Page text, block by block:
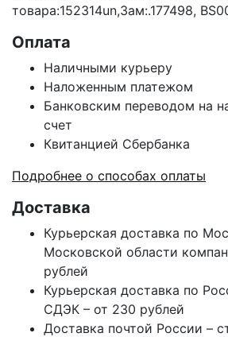
товара:152314un,Зам:.177498,
Оплата
Наличными курьеру
Наложенным платежом
Банковским переводом на
счет
Квитанцией Сбербанка
Подробнее о способах оплаты
Доставка
Курьерская доставка по
Московской области
рублей
Курьерская доставка по
СДЭК – от 230 рублей
Доставка почтой России –